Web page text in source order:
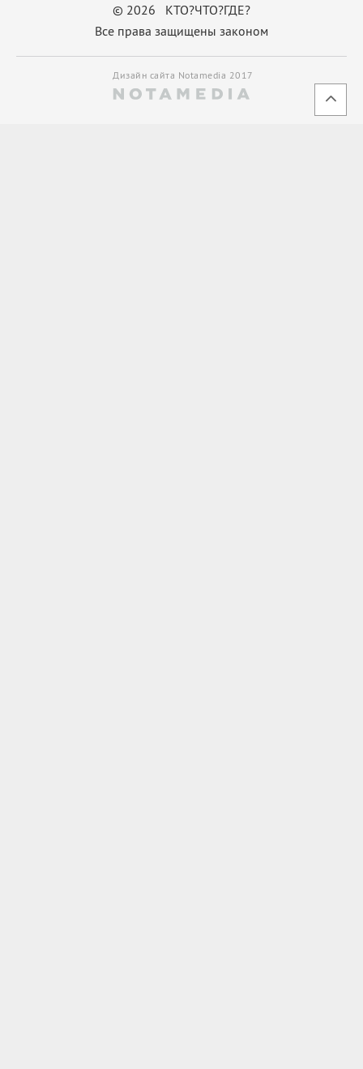
© 2026 КТО?ЧТО?ГДЕ?
Все права защищены законом
Дизайн сайта Notamedia 2017